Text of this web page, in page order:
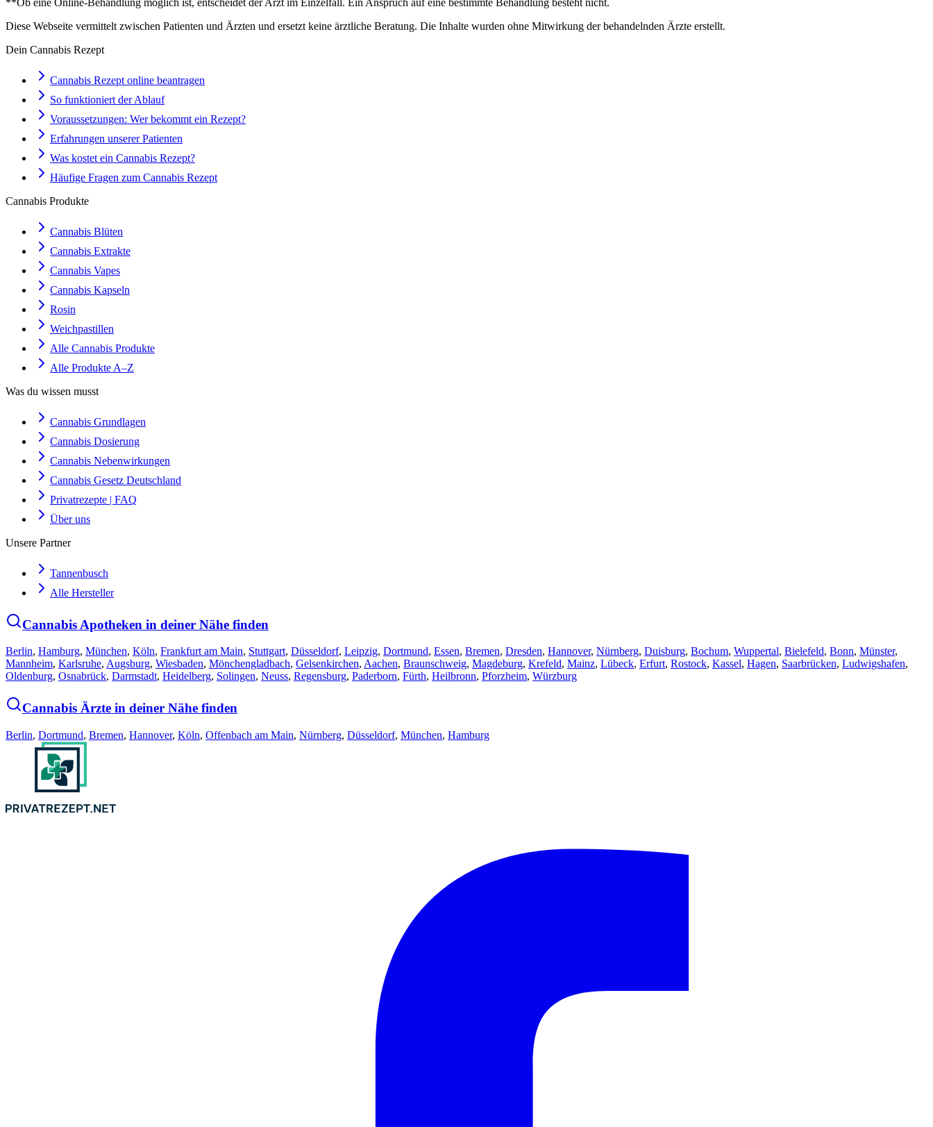
**Ob eine Online-Behandlung möglich ist, entscheidet der Arzt im Einzelfall. Ein Anspruch auf eine bestimmte Behandlung besteht nicht.
Diese Webseite vermittelt zwischen Patienten und Ärzten und ersetzt keine ärztliche Beratung. Die Inhalte wurden ohne Mitwirkung der behandelnden Ärzte erstellt.
Dein Cannabis Rezept
Cannabis Rezept online beantragen
So funktioniert der Ablauf
Voraussetzungen: Wer bekommt ein Rezept?
Erfahrungen unserer Patienten
Was kostet ein Cannabis Rezept?
Häufige Fragen zum Cannabis Rezept
Cannabis Produkte
Cannabis Blüten
Cannabis Extrakte
Cannabis Vapes
Cannabis Kapseln
Rosin
Weichpastillen
Alle Cannabis Produkte
Alle Produkte A–Z
Was du wissen musst
Cannabis Grundlagen
Cannabis Dosierung
Cannabis Nebenwirkungen
Cannabis Gesetz Deutschland
Privatrezepte | FAQ
Über uns
Unsere Partner
Tannenbusch
Alle Hersteller
Cannabis Apotheken in deiner Nähe finden
Berlin, Hamburg, München, Köln, Frankfurt am Main, Stuttgart, Düsseldorf, Leipzig, Dortmund, Essen, Bremen, Dresden, Hannover, Nürnberg, Duisburg, Bochum, Wuppertal, Bielefeld, Bonn, Münster,
Mannheim, Karlsruhe, Augsburg, Wiesbaden, Mönchengladbach, Gelsenkirchen, Aachen, Braunschweig, Magdeburg, Krefeld, Mainz, Lübeck, Erfurt, Rostock, Kassel, Hagen, Saarbrücken, Ludwigshafen,
Oldenburg, Osnabrück, Darmstadt, Heidelberg, Solingen, Neuss, Regensburg, Paderborn, Fürth, Heilbronn, Pforzheim, Würzburg
Cannabis Ärzte in deiner Nähe finden
Berlin, Dortmund, Bremen, Hannover, Köln, Offenbach am Main, Nürnberg, Düsseldorf, München, Hamburg